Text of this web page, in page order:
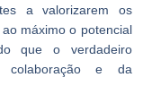
a valorizarem os
máximo o potencial
que o verdadeiro
colaboração e da